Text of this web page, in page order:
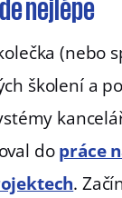
nejlépe
(nebo
školení a
dopráce
.